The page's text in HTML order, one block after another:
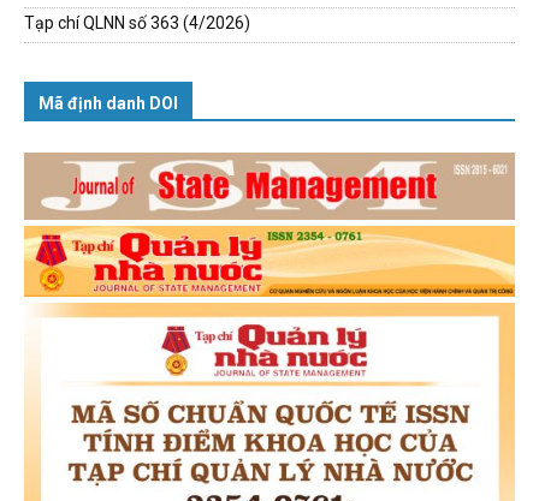
Tạp chí QLNN số 363 (4/2026)
Mã định danh DOI